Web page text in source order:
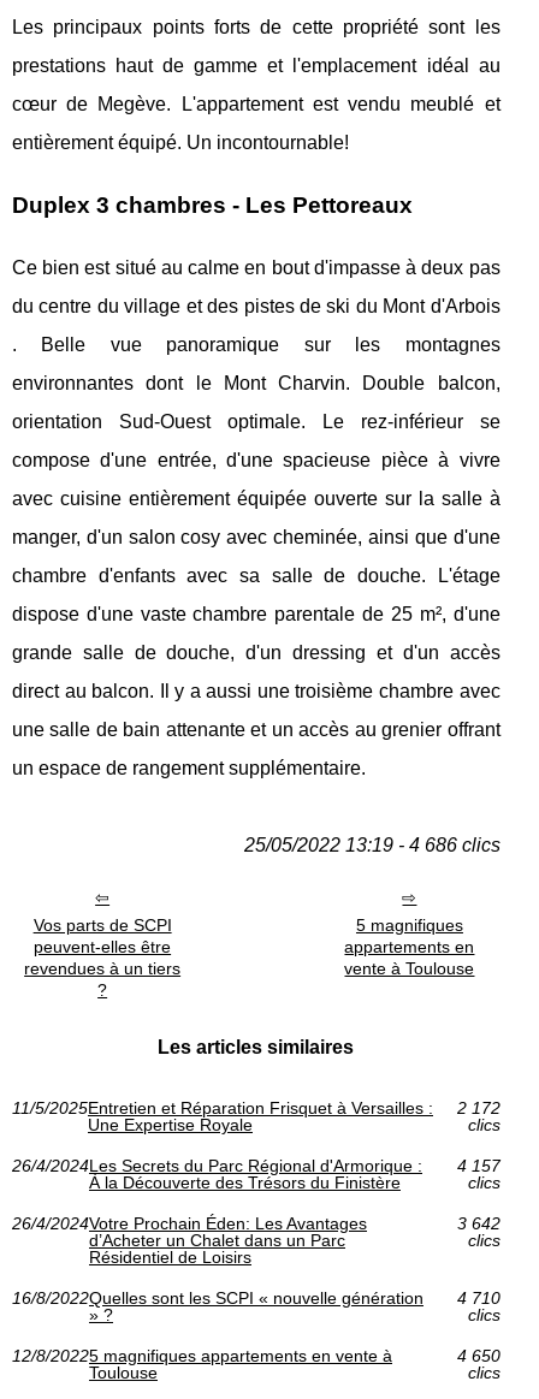
Les principaux points forts de cette propriété sont les
prestations haut de gamme et l'emplacement idéal au
cœur de Megève. L'appartement est vendu meublé et
entièrement équipé. Un incontournable!
Duplex 3 chambres - Les Pettoreaux
Ce bien est situé au calme en bout d'impasse à deux pas
du centre du village et des pistes de ski du Mont d'Arbois
. Belle vue panoramique sur les montagnes
environnantes dont le Mont Charvin. Double balcon,
orientation Sud-Ouest optimale. Le rez-inférieur se
compose d'une entrée, d'une spacieuse pièce à vivre
avec cuisine entièrement équipée ouverte sur la salle à
manger, d'un salon cosy avec cheminée, ainsi que d'une
chambre d'enfants avec sa salle de douche. L'étage
dispose d'une vaste chambre parentale de 25 m², d'une
grande salle de douche, d'un dressing et d'un accès
direct au balcon. Il y a aussi une troisième chambre avec
une salle de bain attenante et un accès au grenier offrant
un espace de rangement supplémentaire.
25/05/2022 13:19 - 4 686 clics
Vos parts de SCPI
peuvent-elles être
revendues à un tiers
?
5 magnifiques
appartements en
vente à Toulouse
Les articles similaires
11/5/2025Entretien et Réparation Frisquet à Versailles :
Une Expertise Royale
2 172
clics
26/4/2024Les Secrets du Parc Régional d'Armorique :
À la Découverte des Trésors du Finistère
4 157
clics
26/4/2024Votre Prochain Éden: Les Avantages
d’Acheter un Chalet dans un Parc
Résidentiel de Loisirs
3 642
clics
16/8/2022Quelles sont les SCPI « nouvelle génération
» ?
4 710
clics
12/8/20225 magnifiques appartements en vente à
Toulouse
4 650
clics